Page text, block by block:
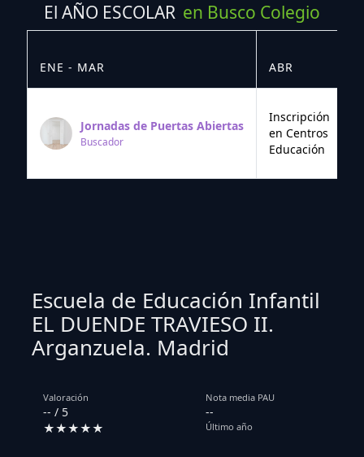
El AÑO ESCOLAR en Busco Colegio
ENE - MAR ABR
Jornadas de Puertas Abiertas
Buscador
Inscripción
en Centros
Educación
Escuela de Educación Infantil
EL DUENDE TRAVIESO II.
Arganzuela. Madrid
Valoración
-- / 5
★★★★★
Nota media PAU
--
Último año